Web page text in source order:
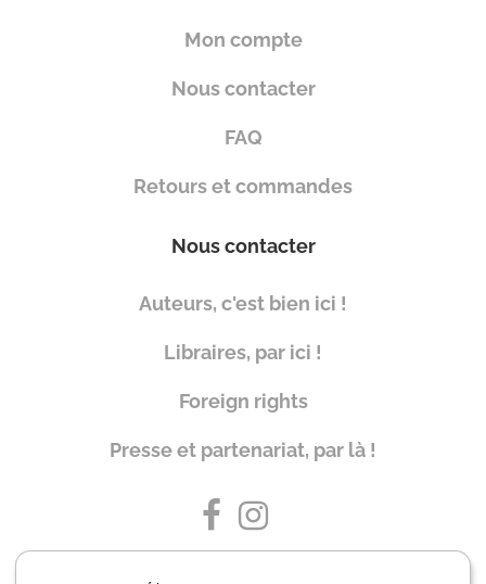
Mon compte
Nous contacter
FAQ
Retours et commandes
Nous contacter
Auteurs, c'est bien ici !
Libraires, par ici !
Foreign rights
Presse et partenariat, par là !